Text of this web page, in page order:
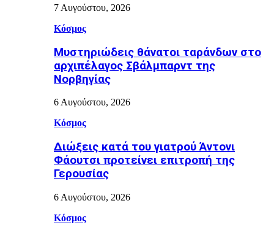
7 Αυγούστου, 2026
Κόσμος
Μυστηριώδεις θάνατοι ταράνδων στο
αρχιπέλαγος Σβάλμπαρντ της
Νορβηγίας
6 Αυγούστου, 2026
Κόσμος
Διώξεις κατά του γιατρού Άντονι
Φάουτσι προτείνει επιτροπή της
Γερουσίας
6 Αυγούστου, 2026
Κόσμος